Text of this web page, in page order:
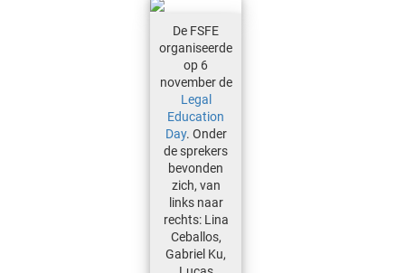
De FSFE
organiseerde
op 6
november de
Legal
Education
Day. Onder
de sprekers
bevonden
zich, van
links naar
rechts: Lina
Ceballos,
Gabriel Ku,